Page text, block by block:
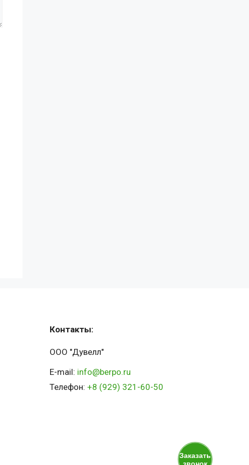
Контакты:
ООО "Дувелл"
E-mail: info@berpo.ru
Телефон: +8 (929) 321-60-50
Заказать
звонок